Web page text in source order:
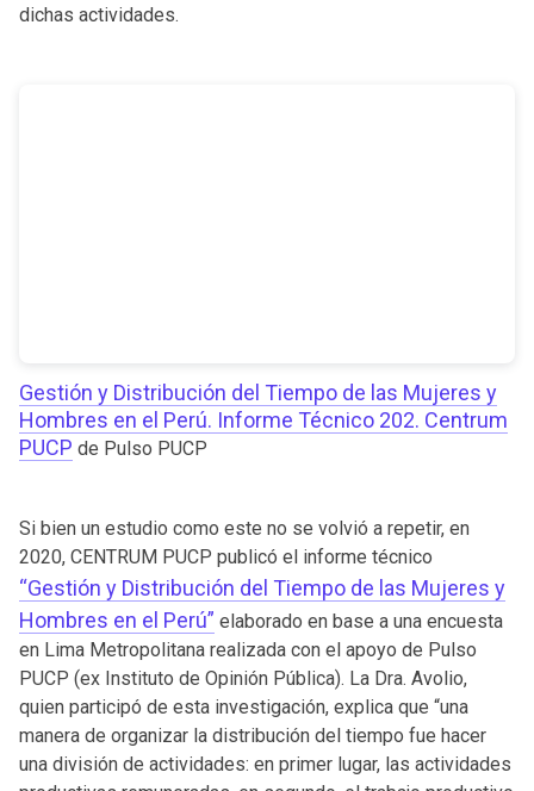
dichas actividades.
Gestión y Distribución del Tiempo de las Mujeres y
Hombres en el Perú. Informe Técnico 202. Centrum
PUCP de Pulso PUCP
Si bien un estudio como este no se volvió a repetir, en
2020, CENTRUM PUCP publicó el informe técnico
“Gestión y Distribución del Tiempo de las Mujeres y
Hombres en el Perú” elaborado en base a una encuesta
en Lima Metropolitana realizada con el apoyo de Pulso
PUCP (ex Instituto de Opinión Pública). La Dra. Avolio,
quien participó de esta investigación, explica que “una
manera de organizar la distribución del tiempo fue hacer
una división de actividades: en primer lugar, las actividades